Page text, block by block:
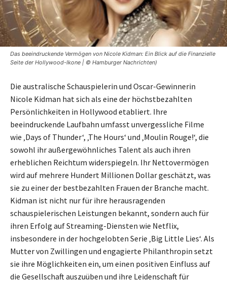
Das beeindruckende Vermögen von Nicole Kidman: Ein Blick auf die Finanzielle
Seite der Hollywood-Ikone | © Hamburger Nachrichten)
Die australische Schauspielerin und Oscar-Gewinnerin
Nicole Kidman hat sich als eine der höchstbezahlten
Persönlichkeiten in Hollywood etabliert. Ihre
beeindruckende Laufbahn umfasst unvergessliche Filme
wie ‚Days of Thunder‘, ‚The Hours‘ und ‚Moulin Rouge!‘, die
sowohl ihr außergewöhnliches Talent als auch ihren
erheblichen Reichtum widerspiegeln. Ihr Nettovermögen
wird auf mehrere Hundert Millionen Dollar geschätzt, was
sie zu einer der bestbezahlten Frauen der Branche macht.
Kidman ist nicht nur für ihre herausragenden
schauspielerischen Leistungen bekannt, sondern auch für
ihren Erfolg auf Streaming-Diensten wie Netflix,
insbesondere in der hochgelobten Serie ‚Big Little Lies‘. Als
Mutter von Zwillingen und engagierte Philanthropin setzt
sie ihre Möglichkeiten ein, um einen positiven Einfluss auf
die Gesellschaft auszuüben und ihre Leidenschaft für